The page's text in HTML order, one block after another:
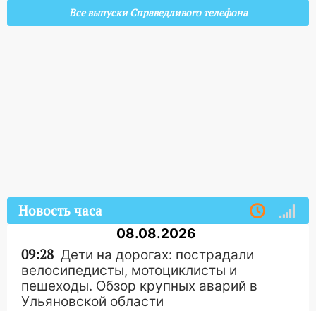
Все выпуски Справедливого телефона
Новость часа
08.08.2026
09:28 Дети на дорогах: пострадали
велосипедисты, мотоциклисты и
пешеходы. Обзор крупных аварий в
Ульяновской области